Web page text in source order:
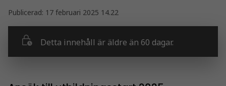
Publicerad: 17 februari 2025 14.22
Detta innehåll är äldre än 60 dagar.